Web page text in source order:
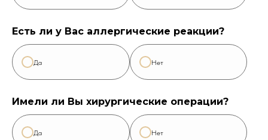
Есть ли у Вас аллергические реакции?
Да Нет
Имели ли Вы хирургические операции?
Да Нет